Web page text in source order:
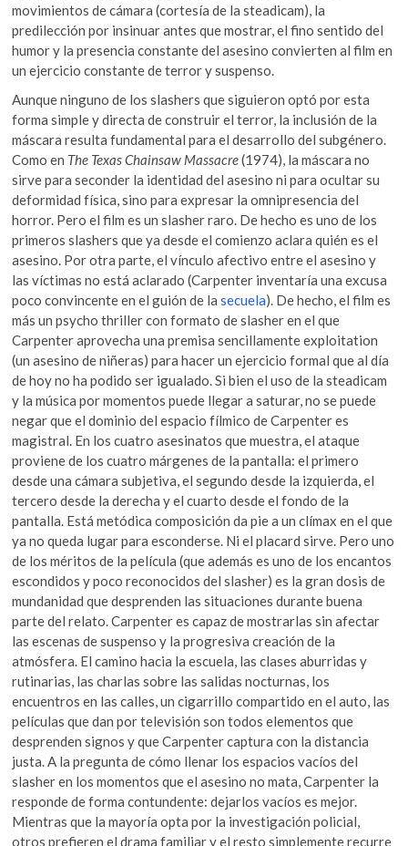
movimientos de cámara (cortesía de la steadicam), la
predilección por insinuar antes que mostrar, el fino sentido del
humor y la presencia constante del asesino convierten al film en
un ejercicio constante de terror y suspenso.
Aunque ninguno de los slashers que siguieron optó por esta
forma simple y directa de construir el terror, la inclusión de la
máscara resulta fundamental para el desarrollo del subgénero.
Como en The Texas Chainsaw Massacre(1974), la máscara no
sirve para seconder la identidad del asesino ni para ocultar su
deformidad física, sino para expresar la omnipresencia del
horror. Pero el film es un slasher raro. De hecho es uno de los
primeros slashers que ya desde el comienzo aclara quién es el
asesino. Por otra parte, el vínculo afectivo entre el asesino y
las víctimas no está aclarado (Carpenter inventaría una excusa
poco convincente en el guión de lasecuela). De hecho, el film es
más un psycho thriller con formato de slasher en el que
Carpenter aprovecha una premisa sencillamente exploitation
(un asesino de niñeras) para hacer un ejercicio formal que al día
de hoy no ha podido ser igualado. Si bien el uso de la steadicam
y la música por momentos puede llegar a saturar, no se puede
negar que el dominio del espacio fílmico de Carpenter es
magistral. En los cuatro asesinatos que muestra, el ataque
proviene de los cuatro márgenes de la pantalla: el primero
desde una cámara subjetiva, el segundo desde la izquierda, el
tercero desde la derecha y el cuarto desde el fondo de la
pantalla. Está metódica composición da pie a un clímax en el que
ya no queda lugar para esconderse. Ni el placard sirve. Pero uno
de los méritos de la película (que además es uno de los encantos
escondidos y poco reconocidos del slasher) es la gran dosis de
mundanidad que desprenden las situaciones durante buena
parte del relato. Carpenter es capaz de mostrarlas sin afectar
las escenas de suspenso y la progresiva creación de la
atmósfera. El camino hacia la escuela, las clases aburridas y
rutinarias, las charlas sobre las salidas nocturnas, los
encuentros en las calles, un cigarrillo compartido en el auto, las
películas que dan por televisión son todos elementos que
desprenden signos y que Carpenter captura con la distancia
justa. A la pregunta de cómo llenar los espacios vacíos del
slasher en los momentos que el asesino no mata, Carpenter la
responde de forma contundente: dejarlos vacíos es mejor.
Mientras que la mayoría opta por la investigación policial,
otros prefieren el drama familiar y el resto simplemente recurre